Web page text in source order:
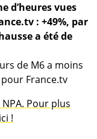
d’heures vues
: +49%, par
a été de
de M6 a moins
France.tv
Pour plus
!